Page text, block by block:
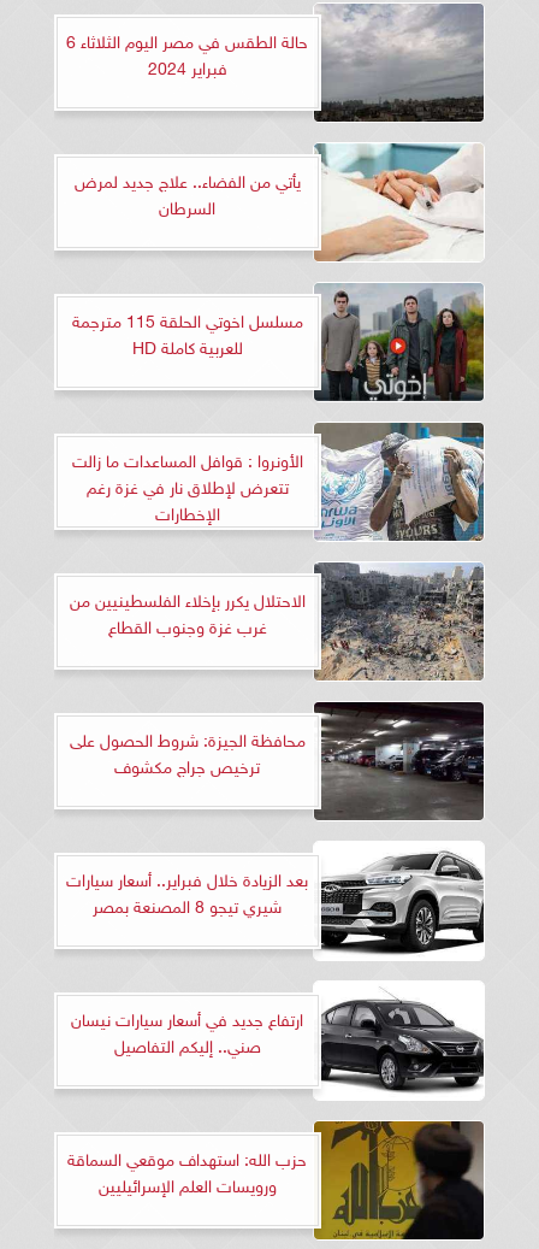
حالة الطقس في مصر اليوم الثلاثاء 6
فبراير 2024
يأتي من الفضاء.. علاج جديد لمرض
السرطان
مسلسل اخوتي الحلقة 115 مترجمة
للعربية كاملة HD
الأونروا : قوافل المساعدات ما زالت
تتعرض لإطلاق نار في غزة رغم
الإخطارات
الاحتلال يكرر بإخلاء الفلسطينيين من
غرب غزة وجنوب القطاع
محافظة الجيزة: شروط الحصول على
ترخيص جراج مكشوف
بعد الزيادة خلال فبراير.. أسعار سيارات
شيري تيجو 8 المصنعة بمصر
ارتفاع جديد في أسعار سيارات نيسان
صني.. إليكم التفاصيل
حزب الله: استهداف موقعي السماقة
ورويسات العلم الإسرائيليين